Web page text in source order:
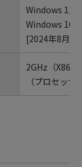
Windows 11
Windows 10
[2024年8月現
2GHz（X86/
（プロセッ